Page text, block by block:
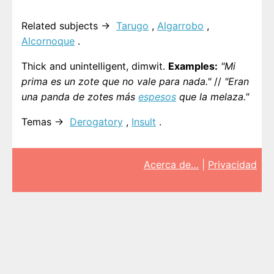
Related subjects → Tarugo , Algarrobo ,
Alcornoque .
Thick and unintelligent, dimwit. Examples: "Mi
prima es un zote que no vale para nada."// "Eran
una panda de zotes más espesos que la melaza."
Temas → Derogatory , Insult .
Acerca de… Privacidad